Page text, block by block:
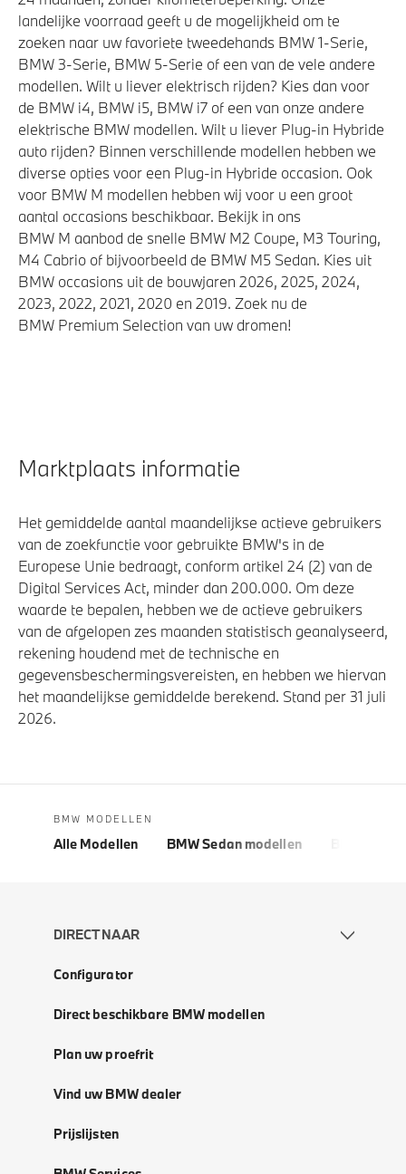
Airbag bestuurder
Akoestische waarschuwing voor voetgangers
landelijke voorraad geeft u de mogelijkheid om te
zoeken naar uw favoriete tweedehands BMW 1-Serie,
BMW 3-Serie, BMW 5-Serie of een van de vele andere
modellen. Wilt u liever elektrisch rijden? Kies dan voor
de BMW i4, BMW i5, BMW i7 of een van onze andere
elektrische BMW modellen. Wilt u liever Plug-in Hybride
auto rijden? Binnen verschillende modellen hebben we
diverse opties voor een Plug-in Hybride occasion. Ook
voor BMW M modellen hebben wij voor u een groot
aantal occasions beschikbaar. Bekijk in ons
BMW M aanbod de snelle BMW M2 Coupe, M3 Touring,
M4 Cabrio of bijvoorbeeld de BMW M5 Sedan. Kies uit
BMW occasions uit de bouwjaren 2026, 2025, 2024,
2023, 2022, 2021, 2020 en 2019. Zoek nu de
BMW Premium Selection van uw dromen!
Marktplaats informatie
Het gemiddelde aantal maandelijkse actieve gebruikers
van de zoekfunctie voor gebruikte BMW's in de
Europese Unie bedraagt, conform artikel 24 (2) van de
Digital Services Act, minder dan 200.000. Om deze
waarde te bepalen, hebben we de actieve gebruikers
van de afgelopen zes maanden statistisch geanalyseerd,
rekening houdend met de technische en
gegevensbeschermingsvereisten, en hebben we hiervan
het maandelijkse gemiddelde berekend. Stand per 31 juli
2026.
BMW MODELLEN
Alle Modellen BMW Sedan modellen
DIRECT NAAR
Configurator
Direct beschikbare BMW modellen
Plan uw proefrit
Vind uw BMW dealer
Prijslijsten